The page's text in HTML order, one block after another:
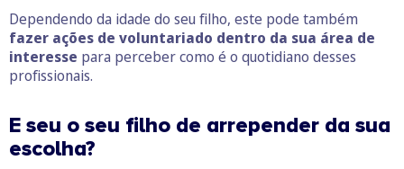
Dependendo da idade do seu filho, este pode também
fazer ações de voluntariado dentro da sua área de
interesse para perceber como é o quotidiano desses
profissionais.
E seu o seu filho de arrepender da sua
escolha?